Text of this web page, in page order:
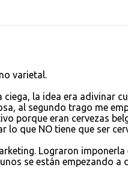
varietal.
la idea era adivinar
al segundo trago me
porque eran cervezas
que NO tiene que ser
Lograron
se están empezando a